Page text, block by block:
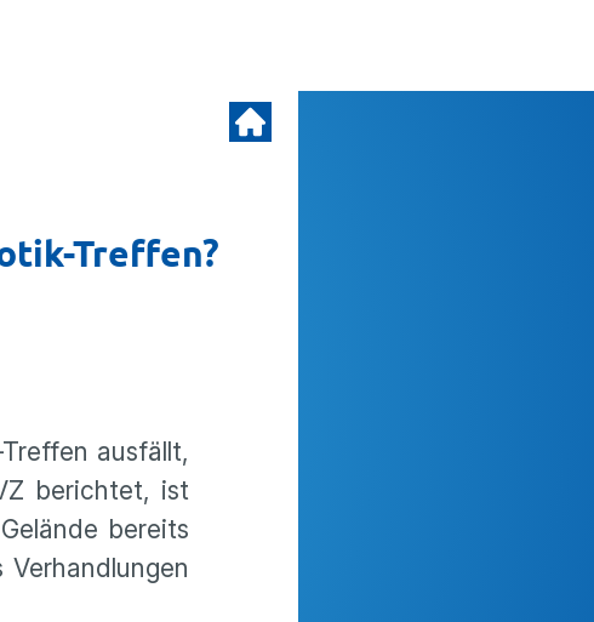
Treffen?
ausfällt,
berichtet, ist
bereits